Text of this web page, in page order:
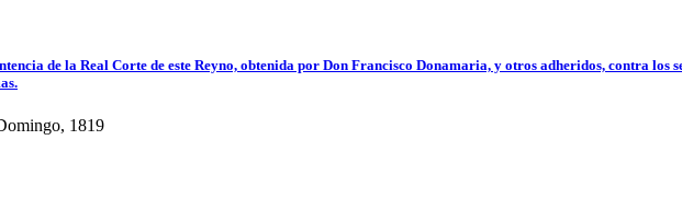
de la Real Corte de este Reyno, obtenida por Don Francisco Donamaria, y otros adheridos, contra
1819